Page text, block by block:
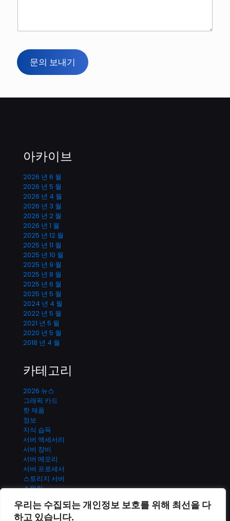
우리는 수집되는 개인정보 보호를 위해 최선을 다
하고 있습니다.
문의 보내기
아카이브
2026 년 6 월
2026 년 5 월
2026 년 4 월
2026 년 3 월
2026 년 2 월
2026 년 1 월
2025 년 12 월
2025 년 11 월
2025 년 10 월
2025 년 9 월
2025 년 8 월
2025 년 6 월
2025 년 5 월
2024 년 4 월
2022 년 5 월
2021 년 5 월
2020 년 5 월
2018 년 4 월
카테고리
2026 뉴스
그래픽 카드
핫 제품
정보
지식 습득
서버 액세서리
서버 장비
서버 메모리
서버 프로세서
스토리지 서버
스위치
UPS 전원 시스템